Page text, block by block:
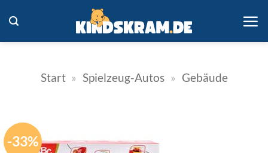
Inhalt
springen
Start » Spielzeug-Autos » Gebäude
-33%